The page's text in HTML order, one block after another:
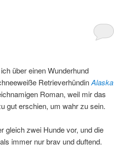
über einen Wunderhund
RetrieverhündinAlaska
Roman, weil mir das
gut erschien, um wahr zu sein.
gleich zwei Hunde vor, und die
immer nur brav und duftend.